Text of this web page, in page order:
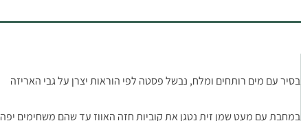
בסיר עם מים רותחים ומלח, נבשל פסטה לפי הוראות יצרן על גבי האריזה
במחבת עם מעט שמן זית נטגן את קוביות חזה האווז עד שהם משחימים יפה